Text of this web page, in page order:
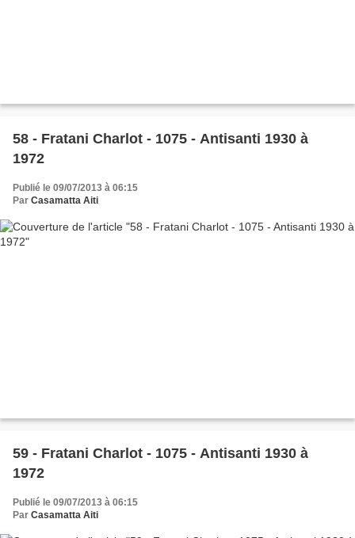
58 - Fratani Charlot - 1075 - Antisanti 1930 à
1972
Publié le 09/07/2013 à 06:15
Par Casamatta Aiti
59 - Fratani Charlot - 1075 - Antisanti 1930 à
1972
Publié le 09/07/2013 à 06:15
Par Casamatta Aiti